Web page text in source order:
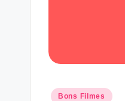
Posted
Bons Filmes